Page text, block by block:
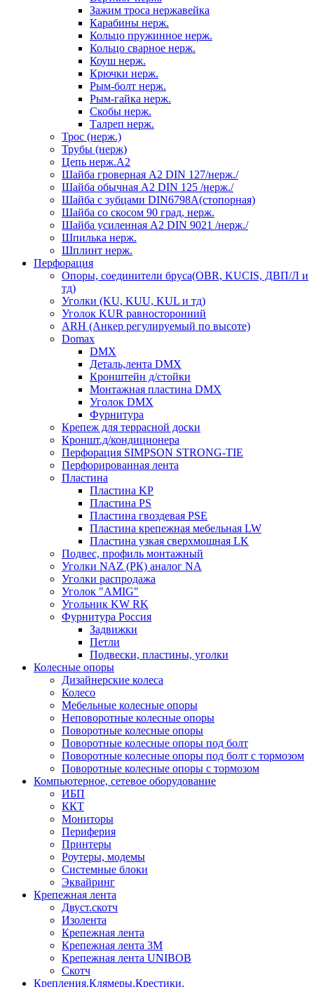
Зажим троса нержавейка
Карабины нерж.
Кольцо пружинное нерж.
Кольцо сварное нерж.
Коуш нерж.
Крючки нерж.
Рым-болт нерж.
Рым-гайка нерж.
Скобы нерж.
Талреп нерж.
Трос (нерж.)
Трубы (нерж)
Цепь нерж.А2
Шайба гроверная А2 DIN 127/нерж./
Шайба обычная А2 DIN 125 /нерж./
Шайба с зубцами DIN6798А(стопорная)
Шайба со скосом 90 град, нерж.
Шайба усиленная А2 DIN 9021 /нерж./
Шпилька нерж.
Шплинт нерж.
Перфорация
Опоры, соединители бруса(OBR, KUCIS, ДВП/Л и
тд)
Уголки (KU, KUU, KUL и тд)
Уголок KUR равносторонний
ARH (Анкер регулируемый по высоте)
Domax
DMX
Деталь,лента DMX
Кронштейн д/стойки
Монтажная пластина DMX
Уголок DMX
Фурнитура
Крепеж для террасной доски
Кроншт.д/кондиционера
Перфорация SIMPSON STRONG-TIE
Перфорированная лента
Пластина
Пластина KP
Пластина PS
Пластина гвоздевая PSE
Пластина крепежная мебельная LW
Пластина узкая сверхмощная LK
Подвес, профиль монтажный
Уголки NAZ (РК) аналог NA
Уголки распродажа
Уголок "AMIG"
Угольник KW RK
Фурнитура Россия
Задвижки
Петли
Подвески, пластины, уголки
Колесные опоры
Дизайнерские колеса
Колесо
Мебельные колесные опоры
Неповоротные колесные опоры
Поворотные колесные опоры
Поворотные колесные опоры под болт
Поворотные колесные опоры под болт с тормозом
Поворотные колесные опоры с тормозом
Компьютерное, сетевое оборудование
ИБП
ККТ
Мониторы
Периферия
Принтеры
Роутеры, модемы
Системные блоки
Эквайринг
Крепежная лента
Двуст.скотч
Изолента
Крепежная лента
Крепежная лента 3М
Крепежная лента UNIBOB
Скотч
Крепления.Клямеры.Крестики.